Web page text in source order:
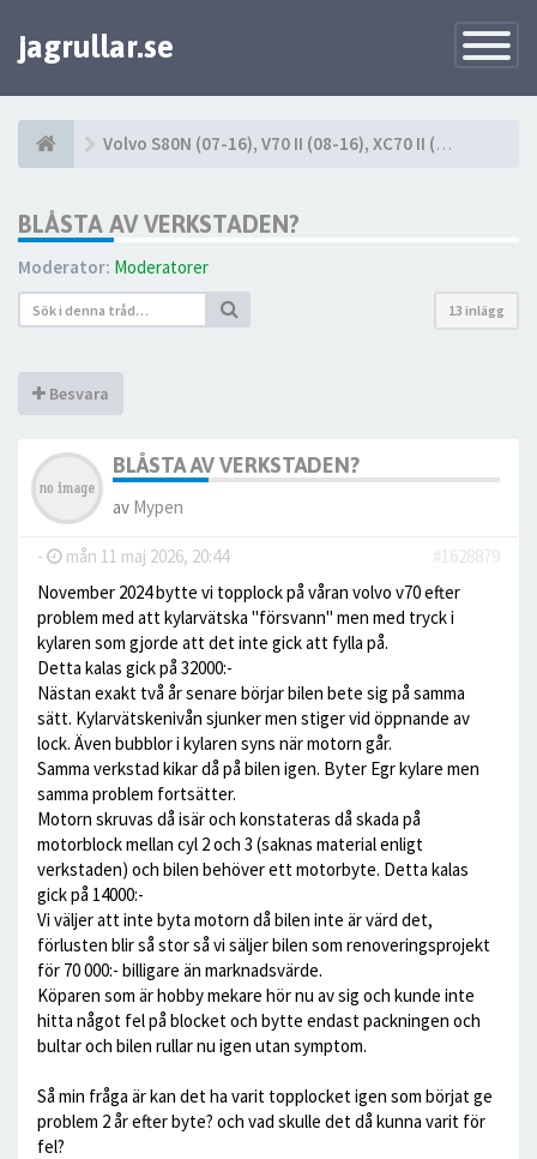
Toggle
jagrullar.se
Volvo S80N (07-16), V70 II (08-16), XC70 II (08-16)
BLÅSTA AV VERKSTADEN?
Moderator: Moderatorer
13 inlägg
Besvara
BLÅSTA AV VERKSTADEN?
av Mypen
- mån 11 maj 2026, 20:44
#1628879
November 2024 bytte vi topplock på våran volvo v70 efter
problem med att kylarvätska "försvann" men med tryck i
kylaren som gjorde att det inte gick att fylla på.
Detta kalas gick på 32000:-
Nästan exakt två år senare börjar bilen bete sig på samma
sätt. Kylarvätskenivån sjunker men stiger vid öppnande av
lock. Även bubblor i kylaren syns när motorn går.
Samma verkstad kikar då på bilen igen. Byter Egr kylare men
samma problem fortsätter.
Motorn skruvas då isär och konstateras då skada på
motorblock mellan cyl 2 och 3 (saknas material enligt
verkstaden) och bilen behöver ett motorbyte. Detta kalas
gick på 14000:-
Vi väljer att inte byta motorn då bilen inte är värd det,
förlusten blir så stor så vi säljer bilen som renoveringsprojekt
för 70 000:- billigare än marknadsvärde.
Köparen som är hobby mekare hör nu av sig och kunde inte
hitta något fel på blocket och bytte endast packningen och
bultar och bilen rullar nu igen utan symptom.
Så min fråga är kan det ha varit topplocket igen som börjat ge
problem 2 år efter byte? och vad skulle det då kunna varit för
fel?